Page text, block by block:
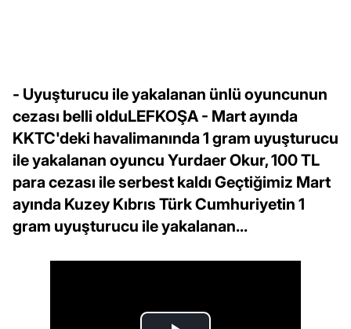
- Uyuşturucu ile yakalanan ünlü oyuncunun
cezası belli olduLEFKOŞA - Mart ayında
KKTC'deki havalimanında 1 gram uyuşturucu
ile yakalanan oyuncu Yurdaer Okur, 100 TL
para cezası ile serbest kaldı Geçtiğimiz Mart
ayında Kuzey Kıbrıs Türk Cumhuriyetin 1
gram uyuşturucu ile yakalanan...